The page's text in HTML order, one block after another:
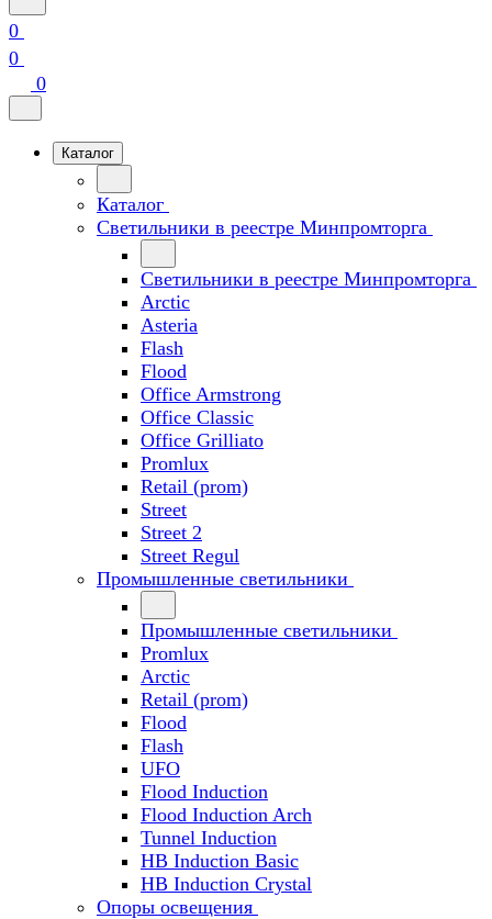
0
0
0
Каталог
Каталог
Светильники в реестре Минпромторга
Светильники в реестре Минпромторга
Arctic
Asteria
Flash
Flood
Office Armstrong
Office Classic
Office Grilliato
Promlux
Retail (prom)
Street
Street 2
Street Regul
Промышленные светильники
Промышленные светильники
Promlux
Arctic
Retail (prom)
Flood
Flash
UFO
Flood Induction
Flood Induction Arch
Tunnel Induction
HB Induction Basic
HB Induction Crystal
Опоры освещения